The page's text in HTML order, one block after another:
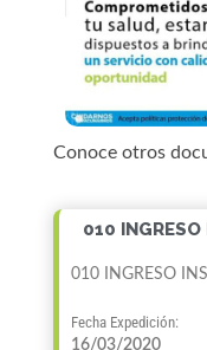
Conoce otros
010
010 INGRESO
Fecha Expedición:
16/03/2020